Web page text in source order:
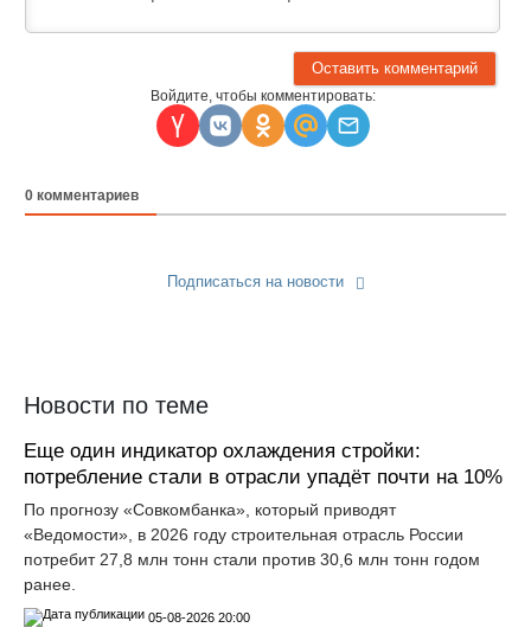
Войдите, чтобы комментировать:
0 комментариев
Подписаться на новости
Новости по теме
Еще один индикатор охлаждения стройки:
потребление стали в отрасли упадёт почти на 10%
По прогнозу «Совкомбанка», который приводят
«Ведомости», в 2026 году строительная отрасль России
потребит 27,8 млн тонн стали против 30,6 млн тонн годом
ранее.
05-08-2026 20:00